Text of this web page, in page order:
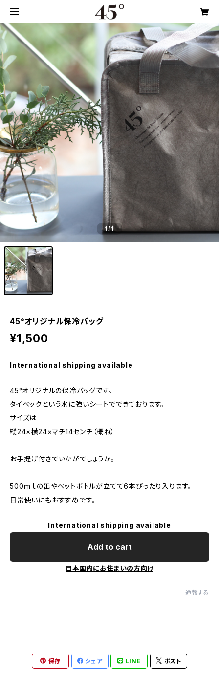
1/1
45°オリジナル保冷バッグ
¥1,500
International shipping available
45°オリジナルの保冷バッグです。
タイベックという水に強いシートでできております。
サイズは
縦24×横24×マチ14センチ（概ね）
お手提げ付きでいかがでしょうか。
500ｍｌの缶やペットボトルが立てて6本ぴったり入ります。
日常使いにもおすすめです。
International shipping available
Add to cart
日本国内にお住まいの方向け
通報する
保存 シェア LINE ポスト